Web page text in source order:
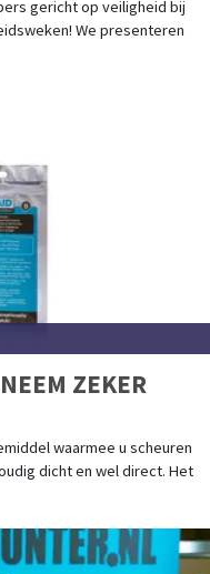
gericht op veiligheid bij
We presenteren
ZEKER
waarmee u scheuren
dicht en wel direct. Het